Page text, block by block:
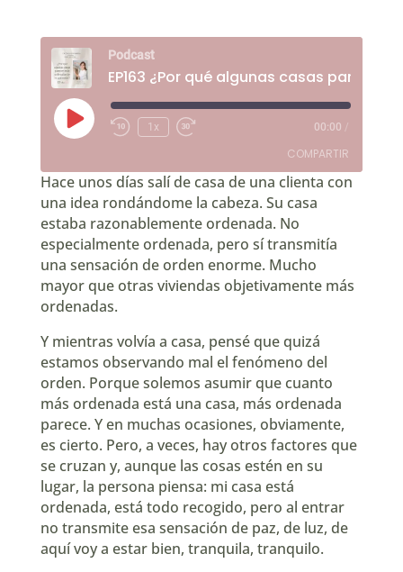
Podcast
Reproducir
episodio Rebobinar
1x
Fast
seconds
00:00 /
COMPARTIR
COMPARTIR
ENLACE
INCRUSTAR
Hace unos días salí de casa de una clienta con
una idea rondándome la cabeza. Su casa
estaba razonablemente ordenada. No
especialmente ordenada, pero sí transmitía
una sensación de orden enorme. Mucho
mayor que otras viviendas objetivamente más
ordenadas.
Y mientras volvía a casa, pensé que quizá
estamos observando mal el fenómeno del
orden. Porque solemos asumir que cuanto
más ordenada está una casa, más ordenada
parece. Y en muchas ocasiones, obviamente,
es cierto. Pero, a veces, hay otros factores que
se cruzan y, aunque las cosas estén en su
lugar, la persona piensa: mi casa está
ordenada, está todo recogido, pero al entrar
no transmite esa sensación de paz, de luz, de
aquí voy a estar bien, tranquila, tranquilo.